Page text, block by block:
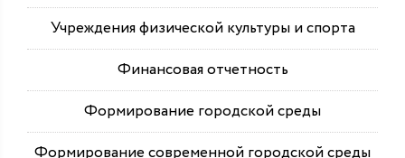
Учреждения физической культуры и спорта
Финансовая отчетность
Формирование городской среды
Формирование современной городской среды